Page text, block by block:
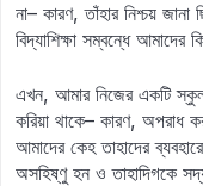
না– কারণ, তাঁহার নিশ্চয়
বিদ্যাশিক্ষা সম্বন্ধে আমাদের
এখন, আমার নিজের একটি স্কুল
করিয়া থাকে– কারণ, অপরাধ
আমাদের কেহ তাহাদের
অসহিষ্ণু হন ও তাহাদিগকে